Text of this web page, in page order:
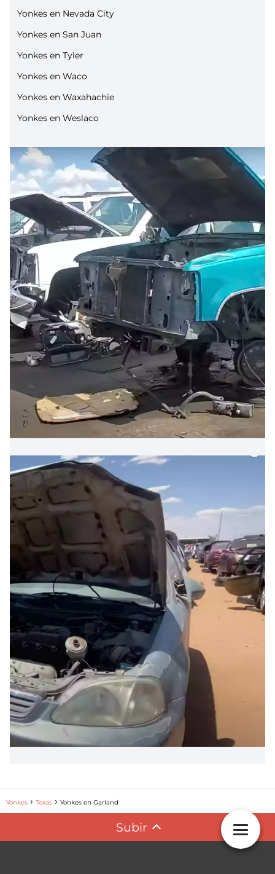
Yonkes en Nevada City
Yonkes en San Juan
Yonkes en Tyler
Yonkes en Waco
Yonkes en Waxahachie
Yonkes en Weslaco
Yonkes Texas Yonkes en Garland
Subir